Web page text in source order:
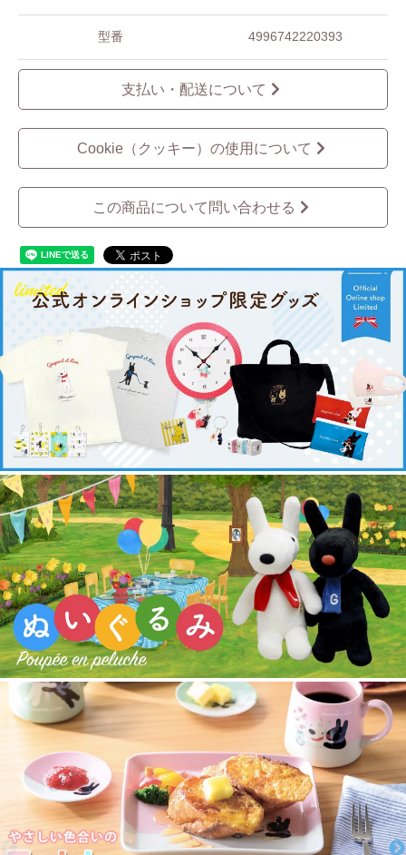
型番 4996742220393
支払い・配送について
Cookie（クッキー）の使用について
この商品について問い合わせる